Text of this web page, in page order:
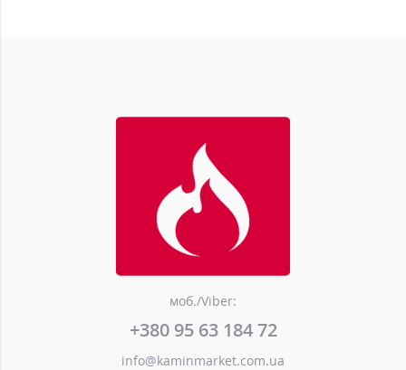
моб./Viber:
+380 95 63 184 72
info@kaminmarket.com.ua